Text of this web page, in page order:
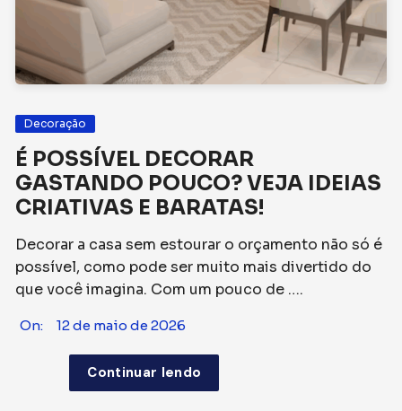
Decoração
É POSSÍVEL DECORAR
GASTANDO POUCO? VEJA IDEIAS
CRIATIVAS E BARATAS!
Decorar a casa sem estourar o orçamento não só é
possível, como pode ser muito mais divertido do
que você imagina. Com um pouco de ….
On: 12 de maio de 2026
Continuar lendo